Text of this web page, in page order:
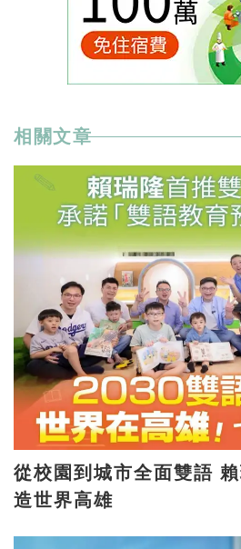
相關文章
從校園到城市全面雙語 賴瑞隆提7大政策打
造世界高雄